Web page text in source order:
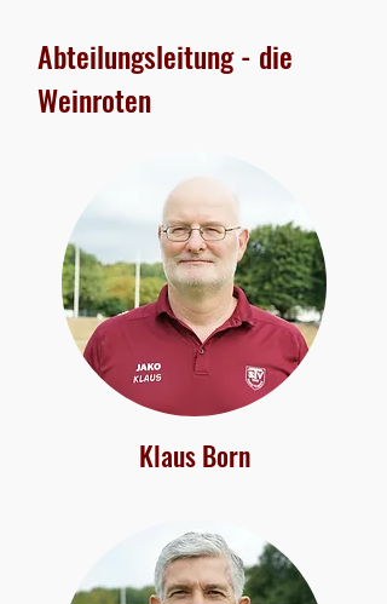
Abteilungsleitung - die
Weinroten
Klaus Born